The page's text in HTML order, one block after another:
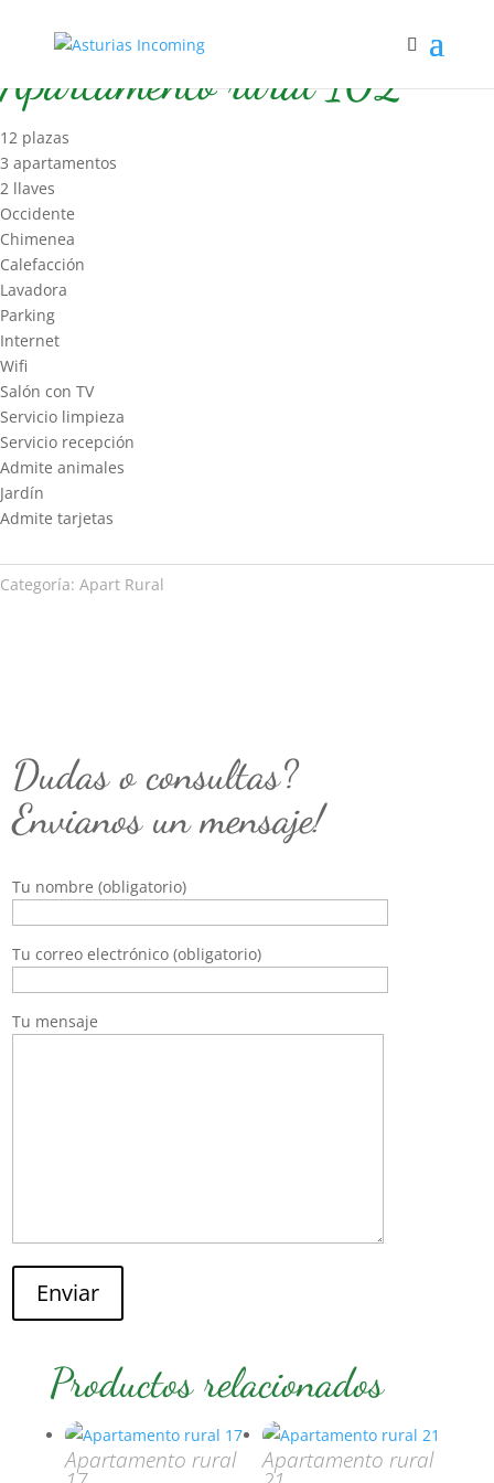
Apartamento rural 102
12 plazas
3 apartamentos
2 llaves
Occidente
Chimenea
Calefacción
Lavadora
Parking
Internet
Wifi
Salón con TV
Servicio limpieza
Servicio recepción
Admite animales
Jardín
Admite tarjetas
Categoría: Apart Rural
Dudas o consultas?
Envianos un mensaje!
Tu nombre (obligatorio)
Tu correo electrónico (obligatorio)
Tu mensaje
Enviar
Productos relacionados
Apartamento rural Apartamento rural